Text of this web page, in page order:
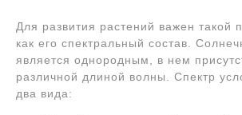
Для развития растений важен такой
как его спектральный состав.
является однородным, в нем
различной длиной волны. Спектр
два вида: